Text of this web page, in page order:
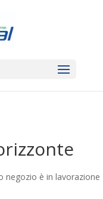
negozio è in lavorazione